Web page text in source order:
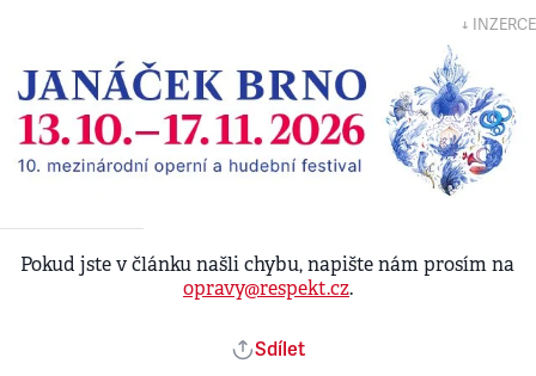
↓ INZERCE
Pokud jste v článku našli chybu, napište nám prosím na
opravy@respekt.cz.
Sdílet